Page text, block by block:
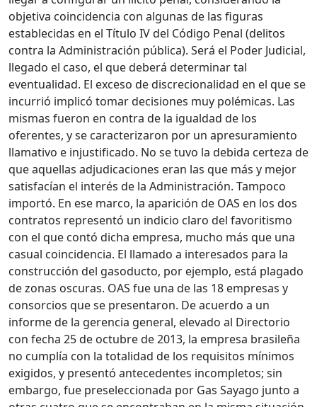
objetiva coincidencia con algunas de las figuras
establecidas en el Título IV del Código Penal (delitos
contra la Administración pública). Será el Poder Judicial,
llegado el caso, el que deberá determinar tal
eventualidad. El exceso de discrecionalidad en el que se
incurrió implicó tomar decisiones muy polémicas. Las
mismas fueron en contra de la igualdad de los
oferentes, y se caracterizaron por un apresuramiento
llamativo e injustificado. No se tuvo la debida certeza de
que aquellas adjudicaciones eran las que más y mejor
satisfacían el interés de la Administración. Tampoco
importó. En ese marco, la aparición de OAS en los dos
contratos representó un indicio claro del favoritismo
con el que contó dicha empresa, mucho más que una
casual coincidencia. El llamado a interesados para la
construcción del gasoducto, por ejemplo, está plagado
de zonas oscuras. OAS fue una de las 18 empresas y
consorcios que se presentaron. De acuerdo a un
informe de la gerencia general, elevado al Directorio
con fecha 25 de octubre de 2013, la empresa brasileña
no cumplía con la totalidad de los requisitos mínimos
exigidos, y presentó antecedentes incompletos; sin
embargo, fue preseleccionada por Gas Sayago junto a